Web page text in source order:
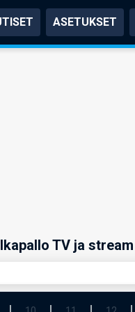
ASETUKSET
TV ja stream